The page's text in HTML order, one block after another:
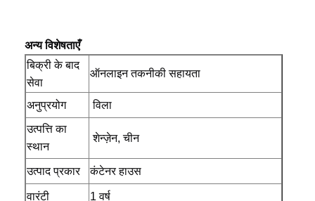
अन्य विशेषताएँ
बिक्री के बाद
सेवा
ऑनलाइन तकनीकी सहायता
अनुप्रयोग
विला
उत्पत्ति का
स्थान
शेन्ज़ेन, चीन
उत्पाद प्रकार कंटेनर हाउस
वारंटी 1 वर्ष